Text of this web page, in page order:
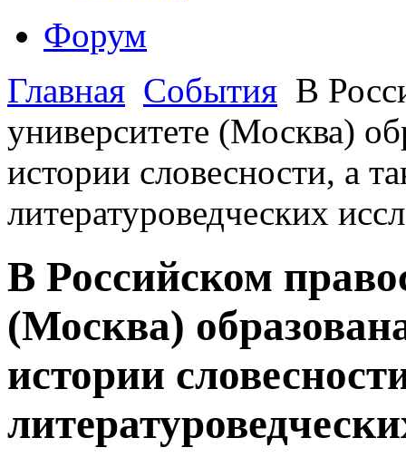
Форум
Главная События В
университете (Москва)
истории словесности, а
литературоведческих
В Российском
(Москва)
истории